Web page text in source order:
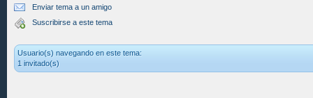
Enviar tema a un amigo
Suscribirse a este tema
Usuario(s) navegando en este tema:
1 invitado(s)